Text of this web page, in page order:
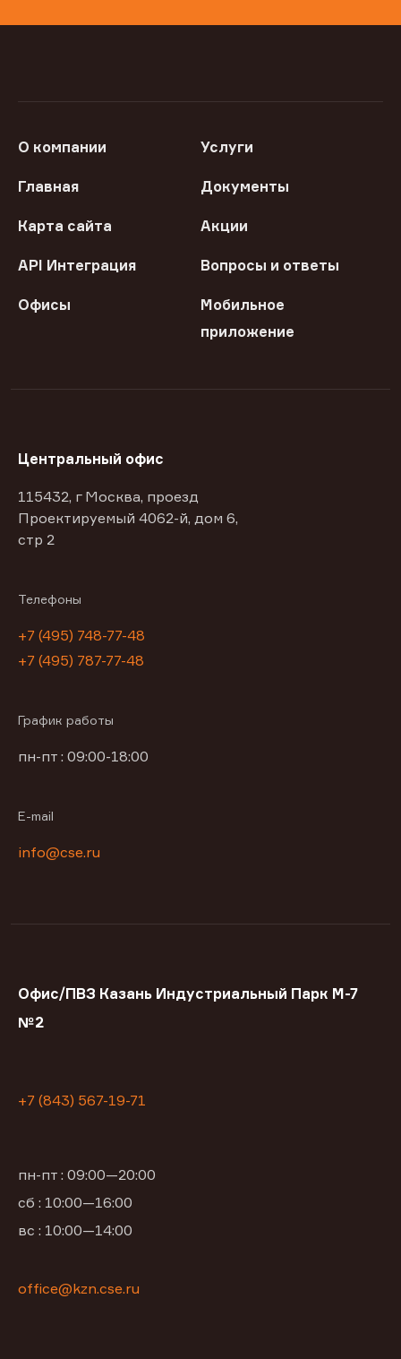
О компании Услуги
Главная Документы
Карта сайта Акции
API Интеграция Вопросы и ответы
Офисы
Мобильное
приложение
Центральный офис
115432, г Москва, проезд
Проектируемый 4062-й, дом 6,
стр 2
Телефоны
+7 (495) 748-77-48
+7 (495) 787-77-48
График работы
пн-пт : 09:00-18:00
E-mail
info@cse.ru
Офис/ПВЗ Казань Индустриальный Парк М-7
№2
+7 (843) 567-19-71
пн-пт : 09:00—20:00
сб : 10:00—16:00
вс : 10:00—14:00
office@kzn.cse.ru